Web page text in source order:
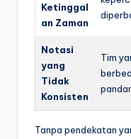
Ketinggal
an Zaman
Notasi
yang
Tidak
Konsisten
Tim
Tanpa pendekatan